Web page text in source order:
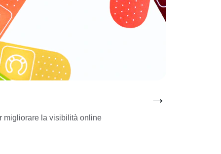
migliorare la visibilità online
→